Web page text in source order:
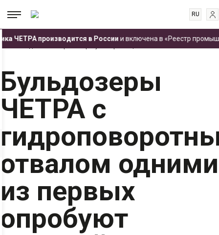
RU
ES
ЧЕТРА производится в Россиии включена в «Реестр
Главная . Пресс-центр . Новости . Бульдозеры ЧЕТРА с гидроповоротным
Бульдозеры
ЧЕТРА с
отвалом одними
из первых
опробуют